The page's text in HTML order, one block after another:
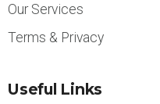
Our Services
Terms & Privacy
Useful Links